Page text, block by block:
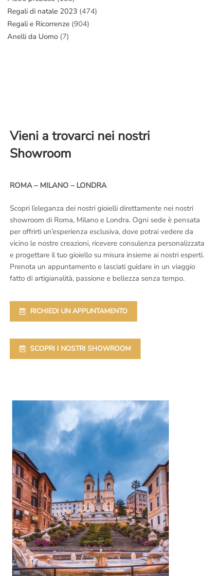
Regali di natale 2023 (474)
Regali e Ricorrenze (904)
Anelli da Uomo (7)
Vieni a trovarci nei nostri
Showroom
ROMA – MILANO – LONDRA
Scopri l’eleganza dei nostri gioielli direttamente nei nostri
showroom di Roma, Milano e Londra. Ogni sede è pensata
per offrirti un’esperienza esclusiva, dove potrai vedere da
vicino le nostre creazioni, ricevere consulenza personalizzata
e progettare il tuo gioiello su misura insieme ai nostri esperti.
Prenota un appuntamento e lasciati guidare in un viaggio
fatto di artigianalità, passione e bellezza senza tempo.
RICHIEDI UN APPUNTAMENTO
SCOPRI I NOSTRI SHOWROOM